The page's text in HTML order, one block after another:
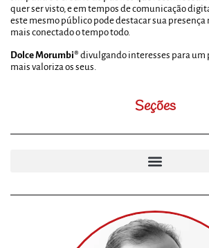
quer ser visto, e em tempos de comunicação
este mesmo público pode destacar sua presença
mais conectado o tempo todo.
Dolce Morumbi® divulgando interesses para um
mais valoriza os seus.
Seções